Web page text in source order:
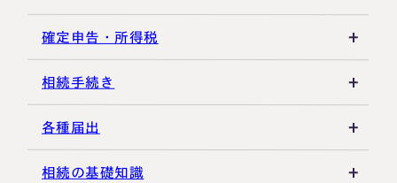
税務調査・申告実務
各種控除・特例
贈与税の基礎知識
贈与の特例制度
生前贈与
その他贈与関連
確定申告・所得税
譲渡所得
その他所得税
相続手続き
遺言書
遺留分
各種届出
税金の納付
相続の基礎知識